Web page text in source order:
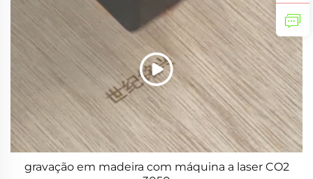
gravação em madeira com máquina a laser CO2